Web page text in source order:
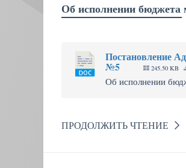
Об исполнении бюджета
Постановление
№5 245.50 KB
Об исполнении
ПРОДОЛЖИТЬ ЧТЕНИЕ